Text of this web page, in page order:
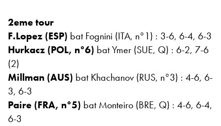
2eme tour
F.Lopez (ESP) bat Fognini (ITA, n°1) : 3-6, 6-4, 6-3
Hurkacz (POL, n°6) bat Ymer (SUE, Q) : 6-2, 7-6
(2)
Millman (AUS) bat Khachanov (RUS, n°3) : 4-6, 6-
3, 6-3
Paire (FRA, n°5) bat Monteiro (BRE, Q) : 4-6, 6-4,
6-3